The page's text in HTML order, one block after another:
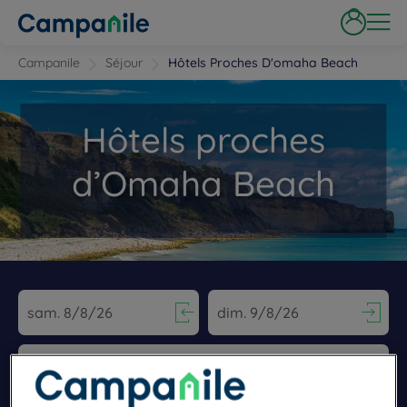
Campanile Séjour Hôtels Proches D'omaha Beach
Hôtels proches
d’Omaha Beach
Navigate forward to interact with the calendar and select a
Navigate backward to interact